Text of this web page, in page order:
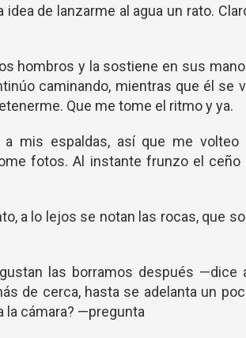
de lanzarme al agua un rato.
hombros y la sostiene en sus
caminando, mientras que él se
Que me tome el ritmo y ya.
mis espaldas, así que me volteo
fotos. Al instante frunzo el ceño
a lo lejos se notan las rocas, que
las borramos después —dice
de cerca, hasta se adelanta un
la cámara? —pregunta